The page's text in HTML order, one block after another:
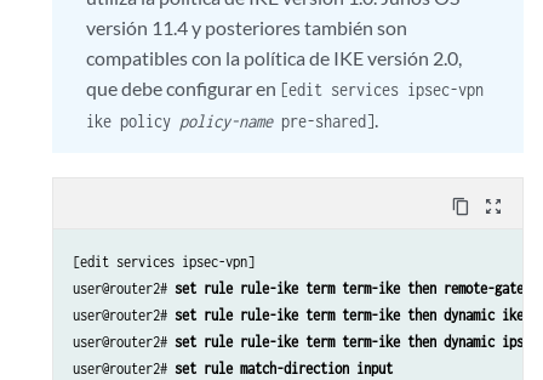
versión 11.4 y posteriores también son
compatibles con la política de IKE versión 2.0,
que debe configurar en [edit services ipsec-vpn
ike policy policy-namepre-shared].
content_copy zoom_out_map
[edit services ipsec-vpn]
user@router2# set rule rule-ike term term-ike then remote-
user@router2# set rule rule-ike term term-ike then dynamic ike-
user@router2# set rule rule-ike term term-ike then dynamic
user@router2# set rule match-direction input